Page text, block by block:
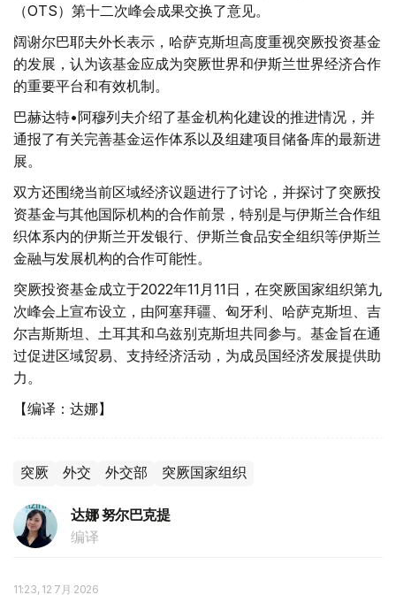
（OTS）第十二次峰会成果交换了意见。
阔谢尔巴耶夫外长表示，哈萨克斯坦高度重视突厥投资基金
的发展，认为该基金应成为突厥世界和伊斯兰世界经济合作
的重要平台和有效机制。
巴赫达特•阿穆列夫介绍了基金机构化建设的推进情况，并
通报了有关完善基金运作体系以及组建项目储备库的最新进
展。
双方还围绕当前区域经济议题进行了讨论，并探讨了突厥投
资基金与其他国际机构的合作前景，特别是与伊斯兰合作组
织体系内的伊斯兰开发银行、伊斯兰食品安全组织等伊斯兰
金融与发展机构的合作可能性。
突厥投资基金成立于2022年11月11日，在突厥国家组织第九
次峰会上宣布设立，由阿塞拜疆、匈牙利、哈萨克斯坦、吉
尔吉斯斯坦、土耳其和乌兹别克斯坦共同参与。基金旨在通
过促进区域贸易、支持经济活动，为成员国经济发展提供助
力。
【编译：达娜】
突厥 外交 外交部 突厥国家组织
达娜 努尔巴克提
编译
11:23, 12 7月 2026